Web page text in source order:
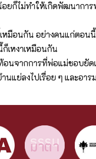
ไม่ทำให้เกิดพัฒนาการ
นกัน อย่างคนแก่ตอนนี้ก็
เหงาเหมือนกัน
อนจากการที่พ่อแม่ชอบ
แย่ลงไปเรื่อย ๆ และอา